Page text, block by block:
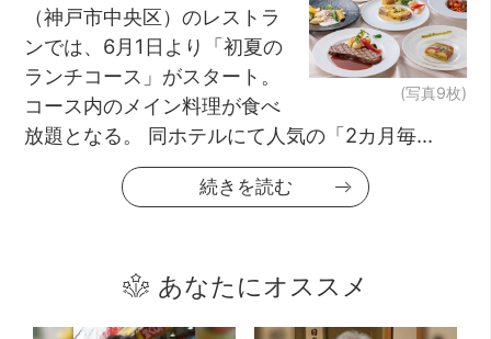
(写真9枚)
（神戸市中央区）のレストラ
ンでは、6月1日より「初夏の
ランチコース」がスタート。
コース内のメイン料理が食べ
放題となる。 同ホテルにて人気の「2カ月毎...
続きを読む
あなたにオススメ